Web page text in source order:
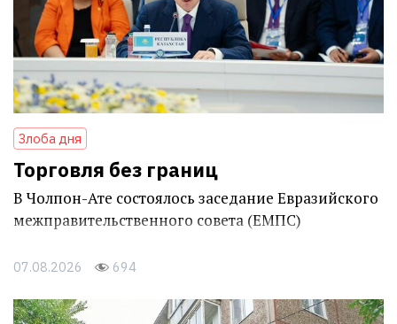
Злоба дня
Торговля без границ
В Чолпон-Ате состоялось заседание Евразийского
межправительственного совета (ЕМПС)
07.08.2026 694